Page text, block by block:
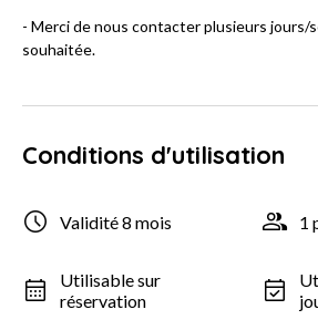
- Merci de nous contacter plusieurs jours/
souhaitée.
Conditions d'utilisation
Validité 8 mois 1
Utilisable sur
réservation